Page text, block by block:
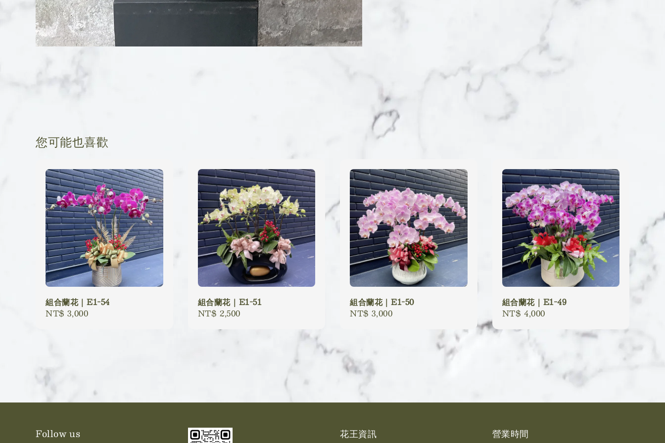
您可能也喜歡
組合蘭花｜E1-54
Regular
NT$ 3,000
組合蘭花｜E1-51
Regular
NT$ 2,500
組合蘭花｜E1-50
Regular
NT$ 3,000
組合蘭花｜E1-49
Regular
NT$ 4,000
Follow us 花王資訊 營業時間